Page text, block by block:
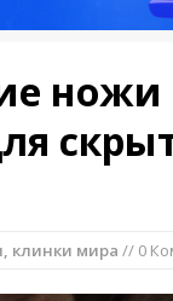
ножи
клинки мира // 0